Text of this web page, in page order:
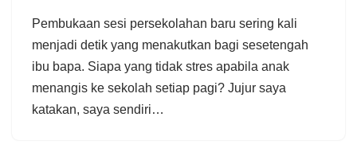
Pembukaan sesi persekolahan baru sering kali
menjadi detik yang menakutkan bagi sesetengah
ibu bapa. Siapa yang tidak stres apabila anak
menangis ke sekolah setiap pagi? Jujur saya
katakan, saya sendiri…